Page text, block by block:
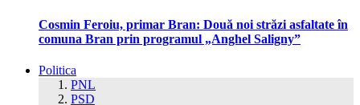
Cosmin Feroiu, primar Bran: Două noi străzi asfaltate în
comuna Bran prin programul „Anghel Saligny”
Politica
PNL
PSD